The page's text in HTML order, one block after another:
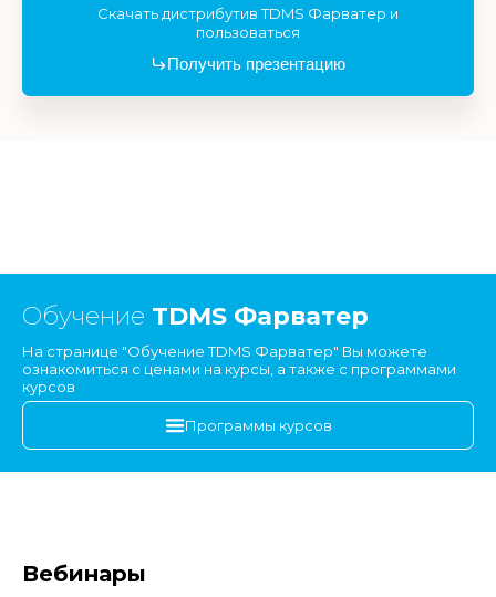
Скачать дистрибутив TDMS Фарватер и
пользоваться
Получить презентацию
Обучение TDMS Фарватер
На странице "Обучение TDMS Фарватер" Вы можете
ознакомиться с ценами на курсы, а также с программами
курсов
Программы курсов
Вебинары